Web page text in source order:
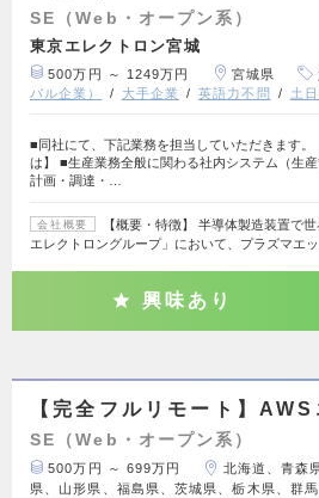
SE（Web・オープン系）
東京エレクトロン宮城
500万円 ～ 1249万円 宮城県
バル企業）
大手企業 英語力不問 土
■同社にて、下記業務を担当していただきます。
は】 ■生産業務全般に関わる社内システム（生
計画・調達・…
会社概要
【概要・特徴】 半導体製造装置で
エレクトロングループ」において、プラズマエ
興味あり
【完全フルリモート】AWS
SE（Web・オープン系）
500万円 ～ 699万円
北海道、青森
県、山形県、福島県、茨城県、栃木県、群